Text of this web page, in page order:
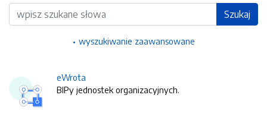
Wyszukiwarka Szukaj
wyszukiwanie zaawansowane
eWrota
BIPy jednostek organizacyjnych.